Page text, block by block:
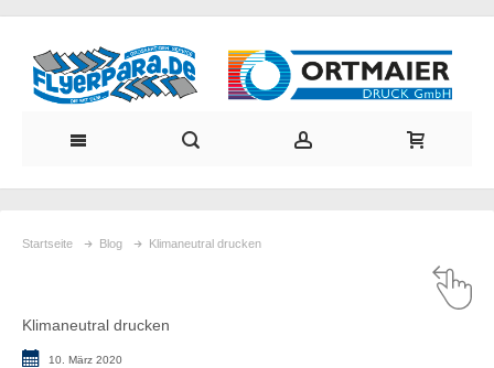
Startseite Blog Klimaneutral drucken
Klimaneutral drucken
10. März 2020